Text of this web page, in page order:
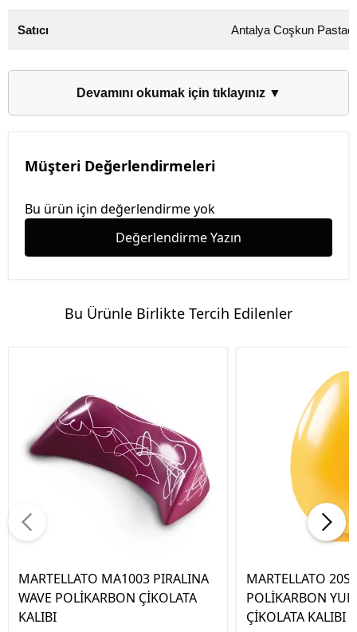
Satıcı Antalya Coşkun
Devamını okumak için tıklayınız ▼
Müşteri Değerlendirmeleri
Bu ürün için değerlendirme yok
Değerlendirme Yazın
Bu Ürünle Birlikte Tercih Edilenler
MARTELLATO MA1003 PIRALINA
WAVE POLİKARBON ÇİKOLATA
KALIBI
MARTELLATO
POLİKARBON
ÇİKOLATA KALIBI